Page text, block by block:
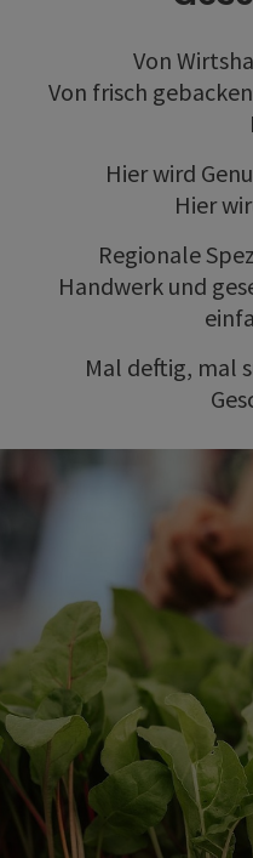
Von
Von frisch
Hier wird
Hier
Regionale
Handwerk und
Mal deftig, mal